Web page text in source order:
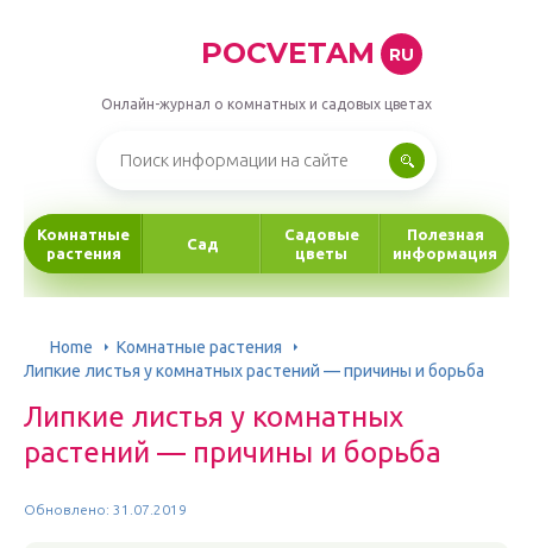
POCVETAM RU
Онлайн-журнал о комнатных и садовых цветах
Комнатные
растения
Сад
Садовые
цветы
Полезная
информация
Home
Комнатные растения
Липкие листья у комнатных растений — причины и борьба
Липкие листья у комнатных
растений — причины и борьба
Обновлено: 31.07.2019